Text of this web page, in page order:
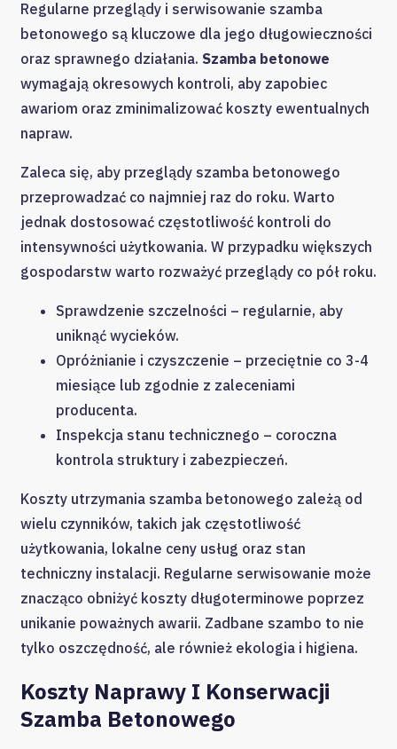
Regularne przeglądy i serwisowanie szamba
betonowego są kluczowe dla jego długowieczności
oraz sprawnego działania. Szamba betonowe
wymagają okresowych kontroli, aby zapobiec
awariom oraz zminimalizować koszty ewentualnych
napraw.
Zaleca się, aby przeglądy szamba betonowego
przeprowadzać co najmniej raz do roku. Warto
jednak dostosować częstotliwość kontroli do
intensywności użytkowania. W przypadku większych
gospodarstw warto rozważyć przeglądy co pół roku.
Sprawdzenie szczelności – regularnie, aby
uniknąć wycieków.
Opróżnianie i czyszczenie – przeciętnie co 3-4
miesiące lub zgodnie z zaleceniami
producenta.
Inspekcja stanu technicznego – coroczna
kontrola struktury i zabezpieczeń.
Koszty utrzymania szamba betonowego zależą od
wielu czynników, takich jak częstotliwość
użytkowania, lokalne ceny usług oraz stan
techniczny instalacji. Regularne serwisowanie może
znacząco obniżyć koszty długoterminowe poprzez
unikanie poważnych awarii. Zadbane szambo to nie
tylko oszczędność, ale również ekologia i higiena.
Koszty Naprawy I Konserwacji
Szamba Betonowego